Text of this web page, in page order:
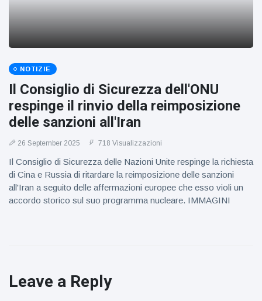
NOTIZIE
Il Consiglio di Sicurezza dell'ONU
respinge il rinvio della reimposizione
delle sanzioni all'Iran
26 September 2025 718 Visualizzazioni
Il Consiglio di Sicurezza delle Nazioni Unite respinge la richiesta
di Cina e Russia di ritardare la reimposizione delle sanzioni
all'Iran a seguito delle affermazioni europee che esso violi un
accordo storico sul suo programma nucleare. IMMAGINI
Leave a Reply